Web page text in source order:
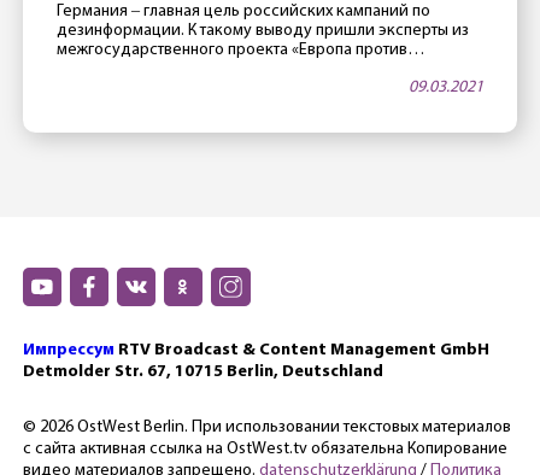
Германия ‒ главная цель российских кампаний по
дезинформации. К такому выводу пришли эксперты из
межгосударственного проекта «Европа против
новостями из России в разных европейских странах. Как
09.03.2021
Импрессум RTV Broadcast & Content Management GmbH
Detmolder Str. 67, 10715 Berlin, Deutschland
© 2026 OstWest Berlin. При использовании текстовых материалов
с сайта активная ссылка на OstWest.tv обязательна Копирование
видео материалов запрещено. datenschutzerklärung / Политика